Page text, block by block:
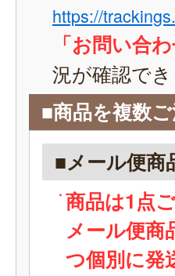
https://
「お問い合
況が確認で
■商品を複数
■メール便商
商品は1点
メール便商
つ個別に発